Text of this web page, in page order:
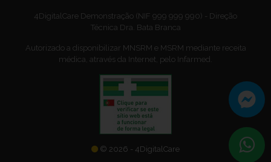
4DigitalCare Demonstração (NIF 999 999 990) - Direção
Técnica Dra. Bata Branca
Autorizado a disponibilizar MNSRM e MSRM mediante receita
médica, através da Internet, pelo Infarmed.
© 2026 - 4DigitalCare